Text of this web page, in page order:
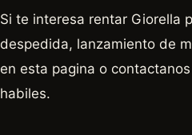
Si te interesa rentar Giorella
despedida, lanzamiento de
en esta pagina o
habiles.